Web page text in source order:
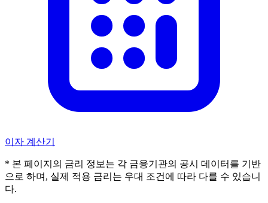
이자 계산기
* 본 페이지의 금리 정보는 각 금융기관의 공시 데이터를 기반
으로 하며, 실제 적용 금리는 우대 조건에 따라 다를 수 있습니
다.